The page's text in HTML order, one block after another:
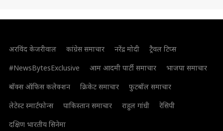
अरविंद केजरीवाल कांग्रेस समाचार नरेंद्र मोदी
ट्रैवल टिप्स
#NewsBytesExclusive
आम आदमी पार्टी समाचार
भाजपा समाचार
बॉक्स ऑफिस कलेक्शन
क्रिकेट समाचार
फुटबॉल समाचार
लेटेस्ट स्मार्टफोन्स
पाकिस्तान समाचार राहुल गांधी
रेसिपी
दक्षिण भारतीय सिनेमा